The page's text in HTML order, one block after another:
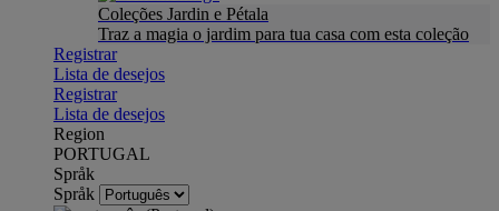
Coleções Jardin e Pétala
Traz a magia o jardim para tua casa com esta coleção
Registrar
Lista de desejos
Registrar
Lista de desejos
Region
PORTUGAL
Språk
Språk